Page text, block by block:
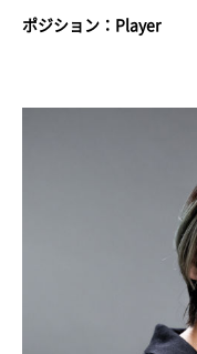
ポジション：Player